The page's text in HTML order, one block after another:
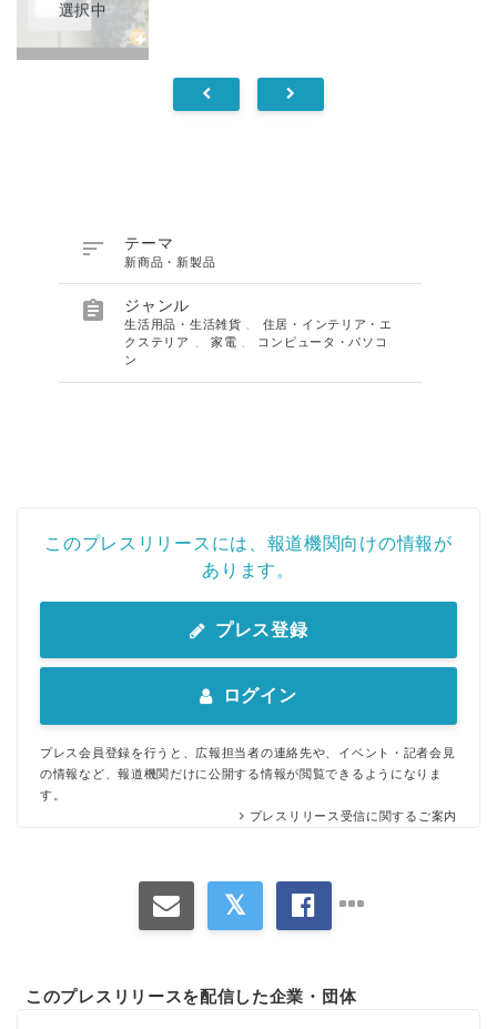
選択中
 テーマ
新商品・新製品
 ジャンル
生活用品・生活雑貨
住居・インテリア・エ
クステリア
家電
コンピュータ・パソコ
ン
このプレスリリースには、報道機関向けの情報が
あります。
プレス登録
ログイン
プレス会員登録を行うと、広報担当者の連絡先や、イベント・記者会見
の情報など、報道機関だけに公開する情報が閲覧できるようになりま
す。
プレスリリース受信に関するご案内
このプレスリリースを配信した企業・団体